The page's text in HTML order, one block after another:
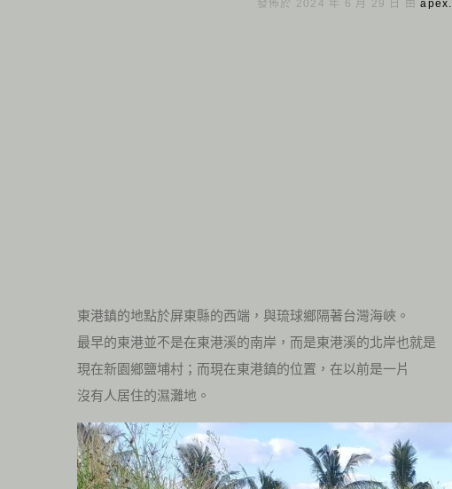
發佈於 2024 年 6 月 29 日 由
東港鎮的地點於屏東縣的西端，與琉球鄉隔著台灣海峽。
最早的東港並不是在東港溪的南岸，而是東港溪的北岸也就是
現在新園鄉鹽埔村；而現在東港鎮的位置，在以前是一片
沒有人居住的濕灘地。